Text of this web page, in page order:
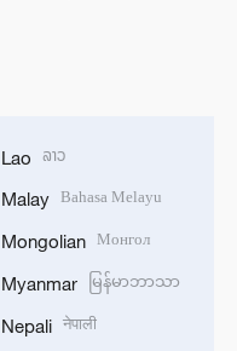
Lao ລາວ
Malay Bahasa Melayu
Mongolian Монгол
Myanmar မြန်မာဘာသာ
Nepali नेपाली